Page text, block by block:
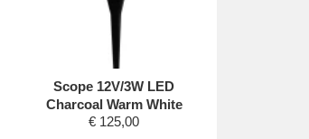
Scope 12V/3W LED
Charcoal Warm White
€ 125,00